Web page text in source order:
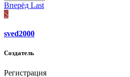
Вперёд Last
S
sved2000
Создатель
Регистрация